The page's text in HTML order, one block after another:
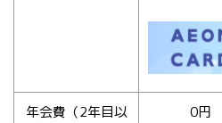
年会費（2年目以
0円